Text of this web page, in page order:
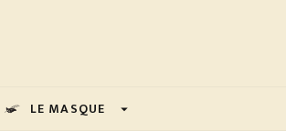
LE MASQUE arrow_drop_down